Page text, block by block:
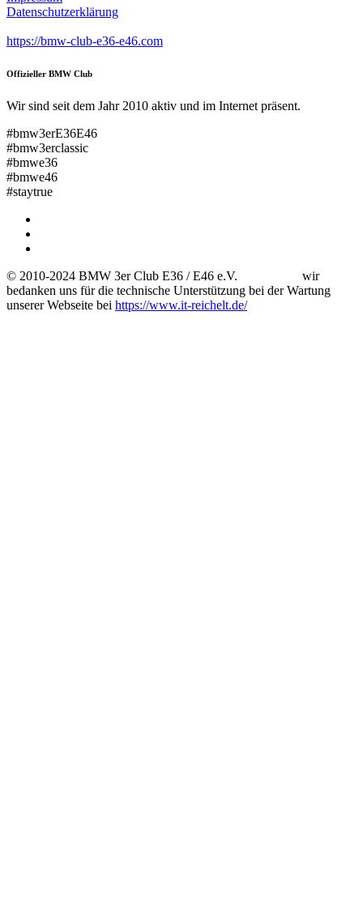
Datenschutzerklärung
https://bmw-club-e36-e46.com
Offizieller BMW Club
Wir sind seit dem Jahr 2010 aktiv und im Internet präsent.
#bmw3erE36E46
#bmw3erclassic
#bmwe36
#bmwe46
#staytrue
© 2010-2024 BMW 3er Club E36 / E46 e.V. wir
bedanken uns für die technische Unterstützung bei der Wartung
unserer Webseite bei https://www.it-reichelt.de/